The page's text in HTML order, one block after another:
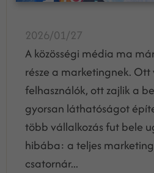
2026/01/27
A közösségi média ma
része a marketingnek.
felhasználók, ott zajlik a
gyorsan láthatóságot
több vállalkozás fut bele
hibába: a teljes
csatornár...